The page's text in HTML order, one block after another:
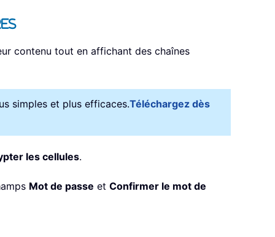
contenu tout en affichant des chaînes
simples et plus efficaces.Téléchargez dès
les cellules.
Mot de passe et Confirmer le mot de